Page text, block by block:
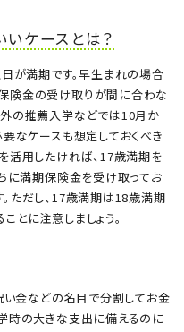
ケースとは？
が満期です。早生まれの場合
険金の受け取りが間に合わな
外の推薦入学などでは10月か
なケースも想定しておくべき
活用したければ、17歳満期を
に満期保険金を受け取ってお
ただし、17歳満期は18歳満期
とに注意しましょう。
金などの名目で分割してお金
時の大きな支出に備えるのに